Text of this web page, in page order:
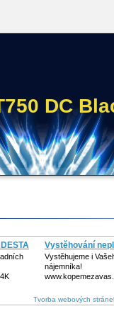
DC
Vystěhování
Vystěhujeme i
nájemníka!
Tvorba webových